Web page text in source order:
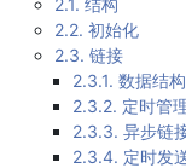
2.1. 结构
2.2. 初始化
2.3. 链接
2.3.1. 数据结构
2.3.2. 定时管
2.3.3. 异步链
2.3.4. 定时发